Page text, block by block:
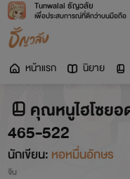
Tunwalai ธัญวลัย
เพื่อประสบการณ์ที่ดีกว่าบนมือถือ
หน้าแรก นิยาย
คุณหนูไฮโซยอ
465-522
นักเขียน: หอหมื่นอักษร
จีน